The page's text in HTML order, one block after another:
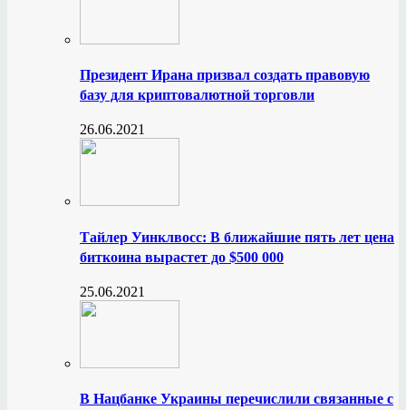
Президент Ирана призвал создать правовую
базу для криптовалютной торговли
26.06.2021
Тайлер Уинклвосс: В ближайшие пять лет цена
биткоина вырастет до $500 000
25.06.2021
В Нацбанке Украины перечислили связанные с